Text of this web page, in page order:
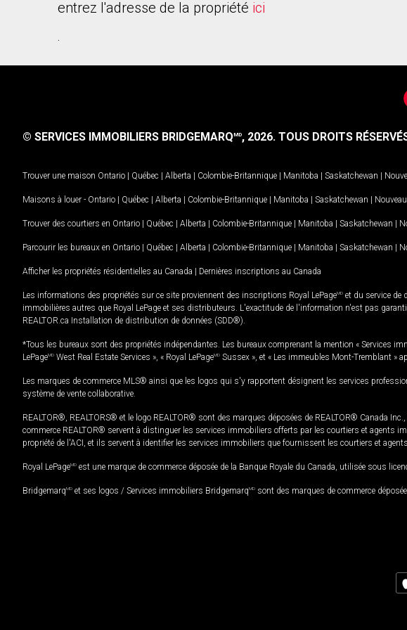
entrez l'adresse de la propriété ici
.
© SERVICES IMMOBILIERS BRIDGEMARQMD, 2026. TOUS DROITS
Trouver une maison Ontario | Québec | Alberta | Colombie-Britannique | Manitoba | Saskatchewan |
Maisons à louer - Ontario | Québec | Alberta | Colombie-Britannique | Manitoba | Saskatchewan |
Trouver des courtiers en Ontario | Québec | Alberta | Colombie-Britannique | Manitoba | Saskatchewan |
Parcourir les bureaux en Ontario | Québec | Alberta | Colombie-Britannique | Manitoba | Saskatchewan |
Afficher les propriétés résidentielles au Canada | Dernières inscriptions au Canada
Les informations des propriétés sur ce site proviennent des inscriptions Royal LePageMD et du service de
immobilières autres que Royal LePage et ses distributeurs. L'exactitude de l'information n'est pas
REALTOR.ca Installation de distribution de données (SDD®).
*Tous les bureaux sont des propriétés indépendantes. Les bureaux comprenant la mention « Services
LePageMD West Real Estate Services », « Royal LePageMD Sussex », et « Les immeubles Mont-Tremblant »
Les marques de commerce MLS® ainsi que les logos qui s'y rapportent désignent les services
système de vente collaborative.
REALTOR®, REALTORS® et le logo REALTOR® sont des marques déposées de REALTOR® Canada
commerce REALTOR® servent à distinguer les services immobiliers offerts par les courtiers et agents
propriété de l'ACI, et ils servent à identifier les services immobiliers que fournissent les courtiers et
Royal LePageMD est une marque de commerce déposée de la Banque Royale du Canada, utilisée sous
BridgemarqMD et ses logos / Services immobiliers BridgemarqMD sont des marques de commerce